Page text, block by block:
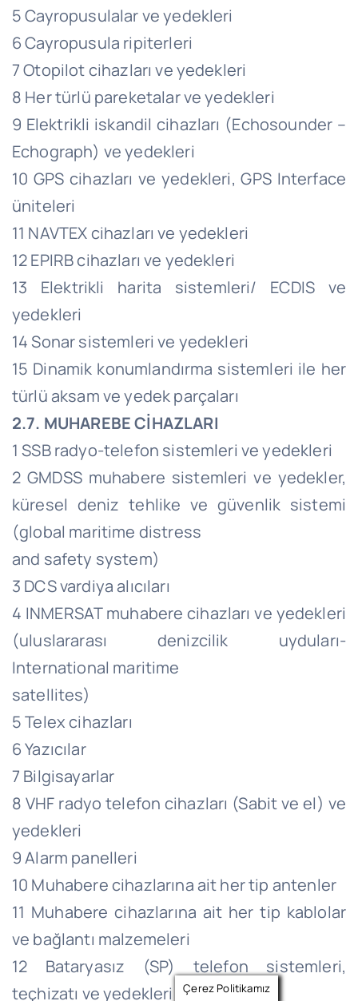
5 Cayropusulalar ve yedekleri
6 Cayropusula ripiterleri
7 Otopilot cihazları ve yedekleri
8 Her türlü pareketalar ve yedekleri
9 Elektrikli iskandil cihazları (Echosounder –
Echograph) ve yedekleri
10 GPS cihazları ve yedekleri, GPS Interface
üniteleri
11 NAVTEX cihazları ve yedekleri
12 EPIRB cihazları ve yedekleri
13 Elektrikli harita sistemleri/ ECDIS ve
yedekleri
14 Sonar sistemleri ve yedekleri
15 Dinamik konumlandırma sistemleri ile her
türlü aksam ve yedek parçaları
2.7. MUHAREBE CİHAZLARI
1 SSB radyo-telefon sistemleri ve yedekleri
2 GMDSS muhabere sistemleri ve yedekler,
küresel deniz tehlike ve güvenlik sistemi
(global maritime distress
and safety system)
3 DCS vardiya alıcıları
4 INMERSAT muhabere cihazları ve yedekleri
(uluslararası denizcilik uyduları-
International maritime
satellites)
5 Telex cihazları
6 Yazıcılar
7 Bilgisayarlar
8 VHF radyo telefon cihazları (Sabit ve el) ve
yedekleri
9 Alarm panelleri
10 Muhabere cihazlarına ait her tip antenler
11 Muhabere cihazlarına ait her tip kablolar
ve bağlantı malzemeleri
12 Bataryasız (SP) telefon sistemleri,
teçhizatı ve yedekleri
Çerez Politikamız